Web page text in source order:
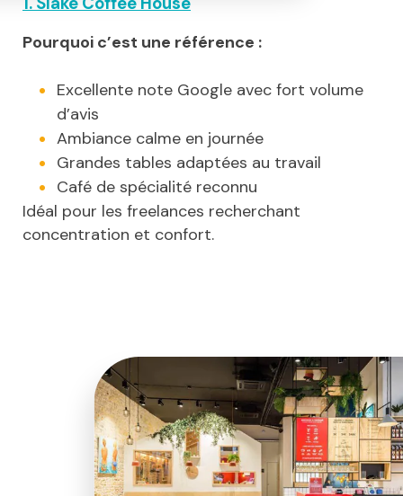
Pourquoi c’est une référence :
Excellente note Google avec fort volume
d’avis
Ambiance calme en journée
Grandes tables adaptées au travail
Café de spécialité reconnu
Idéal pour les freelances recherchant
concentration et confort.